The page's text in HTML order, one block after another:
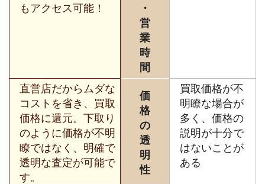
もアクセス可能！
・
営
業
時
間
直営店だからムダな
コストを省き、買取
価格に還元。下取り
のように価格が不明
瞭ではなく、明確で
透明な査定が可能で
す。
価
格
の
透
明
性
買取価格が不
明瞭な場合が
多く、価格の
説明が十分で
はないことが
ある